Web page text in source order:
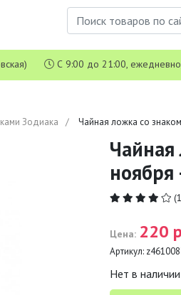
С 9:00 до 21:00,
Зодиака Чайная ложка со
Чайная
ноября
Цена: 220
Артикул:
Нет в наличии